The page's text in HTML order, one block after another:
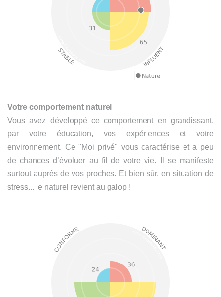
Votre comportement naturel
Vous avez développé ce comportement en grandissant,
par votre éducation, vos expériences et votre
environnement. Ce "Moi privé" vous caractérise et a peu
de chances d’évoluer au fil de votre vie. Il se manifeste
surtout auprès de vos proches. Et bien sûr, en situation de
stress... le naturel revient au galop !